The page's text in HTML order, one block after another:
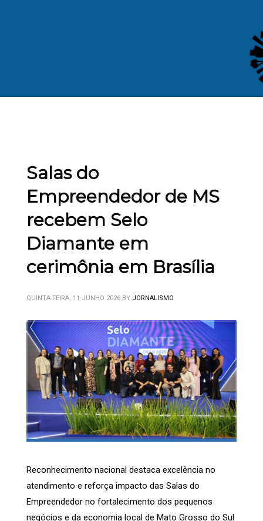
Salas do
Empreendedor de MS
recebem Selo
Diamante em
cerimônia em Brasília
QUINTA-FEIRA, 11 JUNHO 2026 BY JORNALISMO
Reconhecimento nacional destaca excelência no
atendimento e reforça impacto das Salas do
Empreendedor no fortalecimento dos pequenos
negócios e da economia local de Mato Grosso do Sul